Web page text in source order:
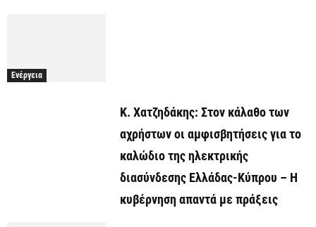
Ενέργεια
Κ. Χατζηδάκης: Στον κάλαθο των
αχρήστων οι αμφισβητήσεις για το
καλώδιο της ηλεκτρικής
διασύνδεσης Ελλάδας-Κύπρου – Η
κυβέρνηση απαντά με πράξεις